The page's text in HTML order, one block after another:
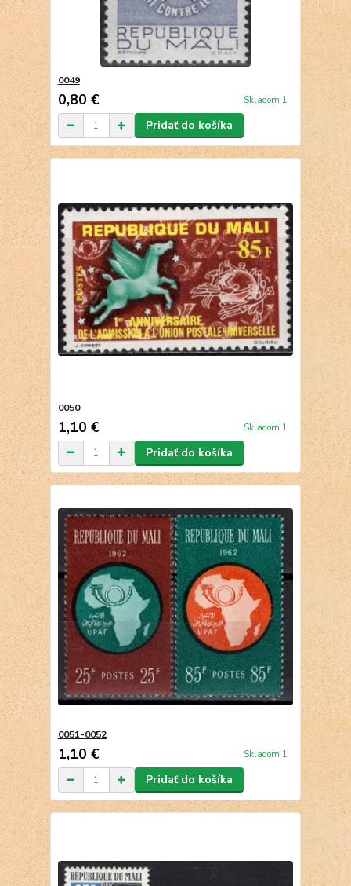
0049
0,80 € Skladom 1
Pridať do košíka
0050
1,10 € Skladom 1
Pridať do košíka
0051-0052
1,10 € Skladom 1
Pridať do košíka